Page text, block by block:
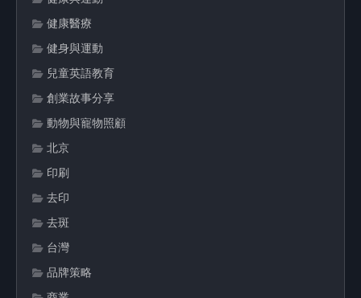
健康醫療
健身與運動
兒童英語教育
創業故事分享
動物與寵物照顧
北京
印刷
去印
去斑
台灣
品牌策略